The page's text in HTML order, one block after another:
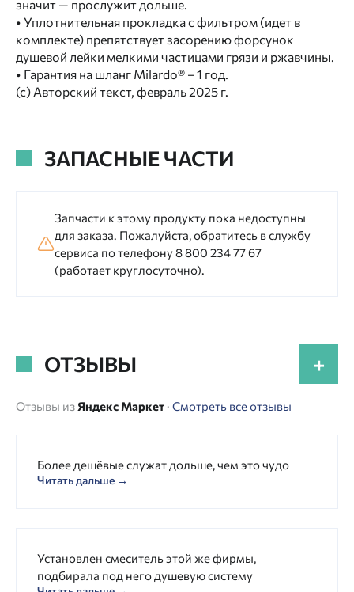
значит — прослужит дольше.
• Уплотнительная прокладка с фильтром (идет в
комплекте) препятствует засорению форсунок
душевой лейки мелкими частицами грязи и ржавчины.
• Гарантия на шланг Milardo® – 1 год.
(с) Авторский текст, февраль 2025 г.
ЗАПАСНЫЕ ЧАСТИ
Запчасти к этому продукту пока недоступны
для заказа. Пожалуйста, обратитесь в службу
сервиса по телефону 8 800 234 77 67
(работает круглосуточно).
ОТЗЫВЫ +
Отзывы из Яндекс Маркет · Смотреть все отзывы
Более дешёвые служат дольше, чем это чудо
Читать дальше →
Установлен смеситель этой же фирмы,
подбирала под него душевую систему